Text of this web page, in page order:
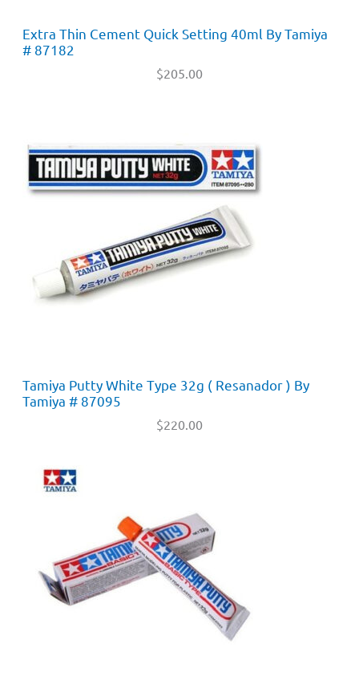
Extra Thin Cement Quick Setting 40ml By Tamiya
# 87182
$205.00
Tamiya Putty White Type 32g ( Resanador ) By
Tamiya # 87095
$220.00